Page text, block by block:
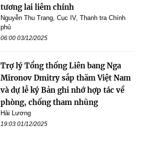
tương lai liêm chính
Nguyễn Thu Trang, Cục IV, Thanh tra Chính
phủ
06:00 03/12/2025
Trợ lý Tổng thống Liên bang Nga
Mironov Dmitry sắp thăm Việt Nam
và dự lễ ký Bản ghi nhớ hợp tác về
phòng, chống tham nhũng
Hải Lương
19:03 01/12/2025